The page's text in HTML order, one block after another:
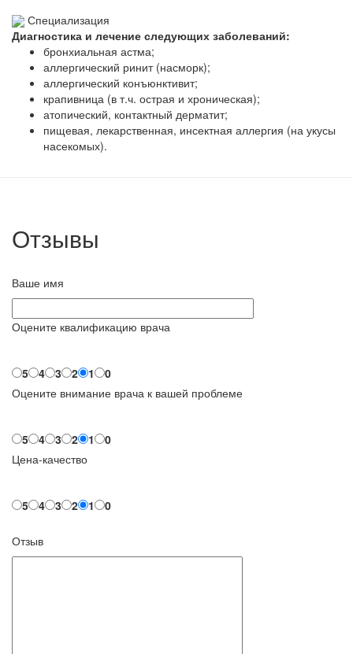
Специализация
Диагностика и лечение следующих заболеваний:
бронхиальная астма;
аллергический ринит (насморк);
аллергический конъюнктивит;
крапивница (в т.ч. острая и хроническая);
атопический, контактный дерматит;
пищевая, лекарственная, инсектная аллергия (на укусы
насекомых).
Отзывы
Ваше имя
Оцените квалификацию врача
5 4 3 2 1
0
Оцените внимание врача к вашей проблеме
5 4 3 2 1
0
Цена-качество
5 4 3 2 1 0
Отзыв